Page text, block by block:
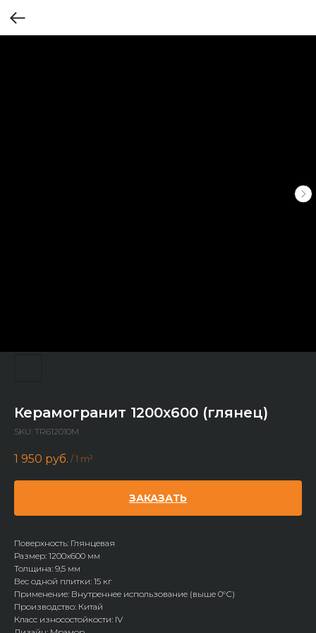
Керамогранит 1200х600 (глянец)
SKU: TR612010M
1 950 руб. / 1 m²
ЗАКАЗАТЬ
Поверхность: Глянцевая
Размер: 1200х600 мм
Толщина: 9,5 мм
Вес одной плитки: 15 кг
Применение: Внутреннее использование (выше 0°С)
Производство: Китай
Класс износостойкости: IV